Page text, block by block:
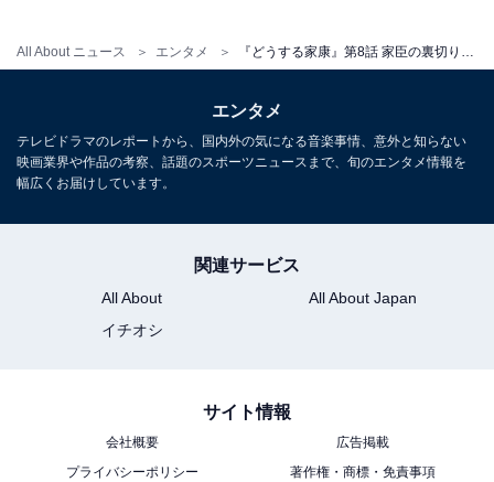
All About ニュース エンタメ
第9話は「守るべきもの」。家臣の裏切りによって疑心
暗鬼になり引きこもってしまった家康に、鳥居忠吉（イ
ッセー尾形）は、信じ切るか切り捨てるかの二択を迫り
ます。家康はある決意を固め、ついに一向宗側の軍師・
本多正信と対峙し――。選択に迫られた家康がまた1つ
成長を遂げる姿に期待です。
エンタメ
テレビドラマのレポートから、国内外の気になる音楽事情、意外と知らない
映画業界や作品の考察、話題のスポーツニュースまで、旬のエンタメ情報を
幅広くお届けしています。
関連サービス
All About
All About Japan
イチオシ
サイト情報
会社概要
広告掲載
プライバシーポリシー
著作権・商標・免責事項